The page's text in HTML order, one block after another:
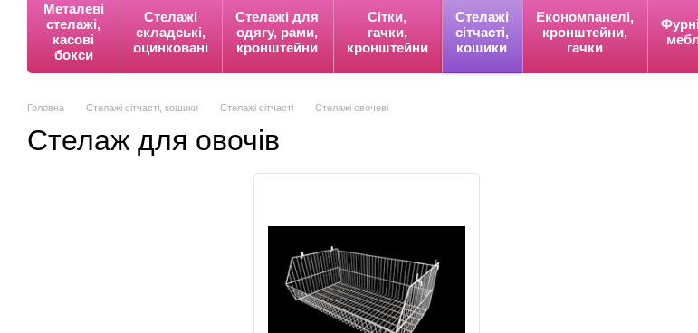
Металеві
стелажі,
касові
бокси
Стелажі
складські,
оцинковані
Стелажі для
одягу, рами,
кронштейни
Сітки,
гачки,
кронштейни
Стелажі
сітчасті,
кошики
Економпанелі,
кронштейни,
гачки
Головна Стелажі сітчасті, кошики Стелажі сітчасті Стелажі овочеві
Стелаж для овочів